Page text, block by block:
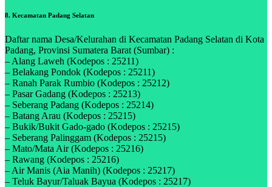
8. Kecamatan Padang Selatan
Daftar nama Desa/Kelurahan di Kecamatan Padang Selatan di Kota
Padang, Provinsi Sumatera Barat (Sumbar) :
– Alang Laweh (Kodepos : 25211)
– Belakang Pondok (Kodepos : 25211)
– Ranah Parak Rumbio (Kodepos : 25212)
– Pasar Gadang (Kodepos : 25213)
– Seberang Padang (Kodepos : 25214)
– Batang Arau (Kodepos : 25215)
– Bukik/Bukit Gado-gado (Kodepos : 25215)
– Seberang Palinggam (Kodepos : 25215)
– Mato/Mata Air (Kodepos : 25216)
– Rawang (Kodepos : 25216)
– Air Manis (Aia Manih) (Kodepos : 25217)
– Teluk Bayur/Taluak Bayua (Kodepos : 25217)